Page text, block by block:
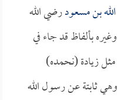
بن مسعودرضي الله
بألفاظ قد جاء في
زيادة (نحمده)
ثابتة عن رسول الله